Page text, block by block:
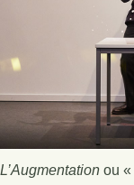
L’Augmentation ou «